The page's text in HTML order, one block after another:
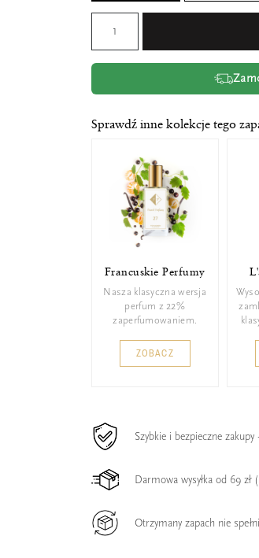
Sprawdź inne kolekcje tego
Francuskie Perfumy
Nasza klasyczna wersja
perfum z 22%
zaperfumowaniem.
ZOBACZ
Szybkie i bezpieczne
Darmowa wysyłka od 69
Otrzymany zapach nie